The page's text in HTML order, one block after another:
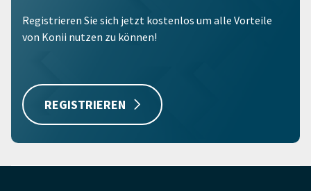
Registrieren Sie sich jetzt kostenlos um alle Vorteile
von Konii nutzen zu können!
REGISTRIEREN